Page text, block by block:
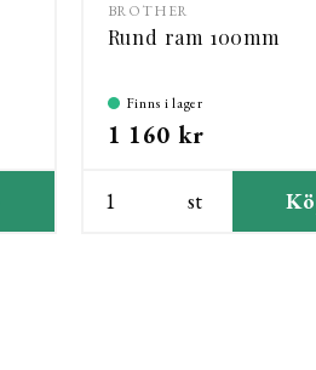
BROTHER
Rund ram 100mm
Finns i lager
1 160 kr
st